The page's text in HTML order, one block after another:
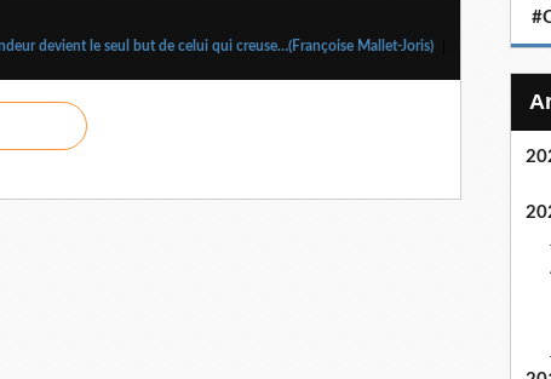
devient le seul but de celui qui creuse…(Françoise Mallet-Joris)